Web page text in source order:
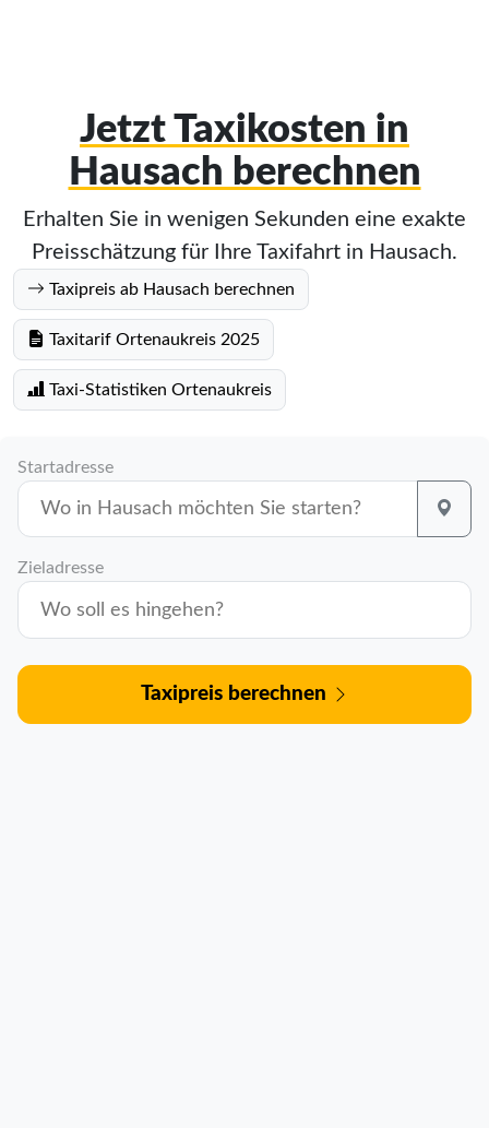
Jetzt Taxikosten in
Hausach berechnen
Erhalten Sie in wenigen Sekunden eine exakte
Preisschätzung für Ihre Taxifahrt in Hausach.
Taxipreis ab Hausach berechnen
Taxitarif Ortenaukreis 2025
Taxi-Statistiken Ortenaukreis
Startadresse
Zieladresse
Taxipreis berechnen